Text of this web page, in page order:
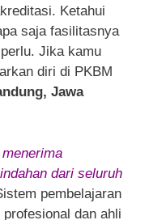
Ketahui
saja fasilitasnya
Jika kamu
diri di PKBM
Jawa
menerima
dari seluruh
pembelajaran
dan ahli